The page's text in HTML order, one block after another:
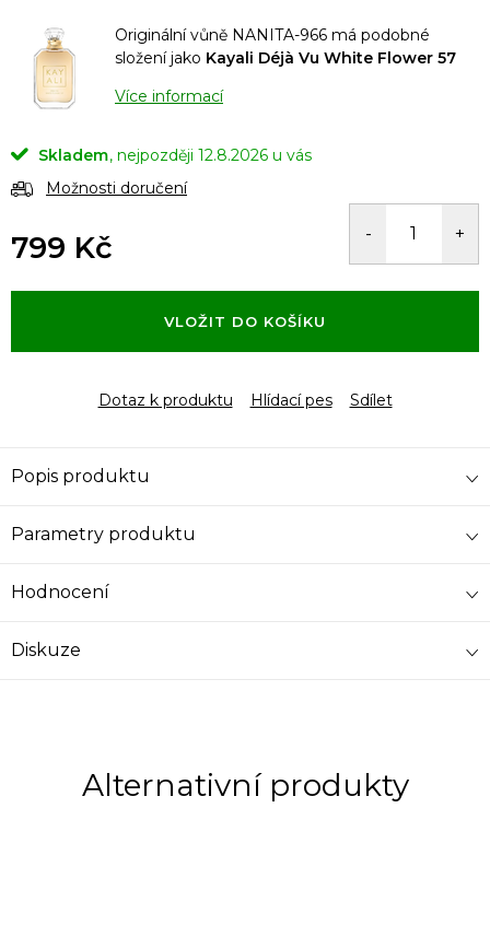
Originální vůně NANITA-966 má podobné
složení jako Kayali Déjà Vu White Flower 57
Více informací
Skladem
12.8.2026
Možnosti doručení
799 Kč
cena:
VLOŽIT DO KOŠÍKU
Dotaz k produktu Hlídací pes Sdílet
Popis produktu
Parametry produktu
Hodnocení
Diskuze